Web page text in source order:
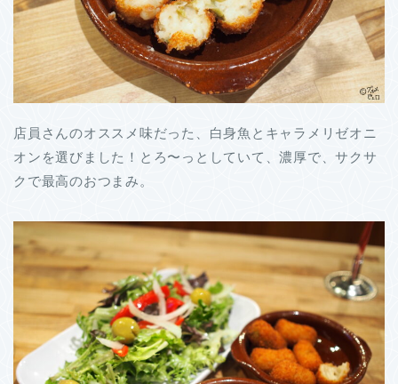
店員さんのオススメ味だった、白身魚とキャラメリゼオニ
オンを選びました！とろ〜っとしていて、濃厚で、サクサ
クで最高のおつまみ。